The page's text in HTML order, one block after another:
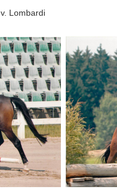
v. Lombardi